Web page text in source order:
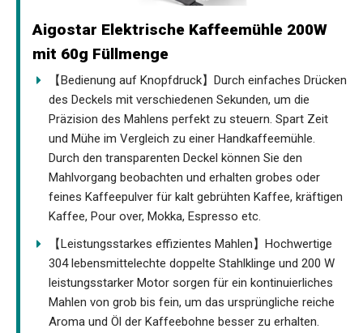
Aigostar Elektrische Kaffeemühle 200W
mit 60g Füllmenge
【Bedienung auf Knopfdruck】Durch einfaches Drücken
des Deckels mit verschiedenen Sekunden, um die
Präzision des Mahlens perfekt zu steuern. Spart Zeit
und Mühe im Vergleich zu einer Handkaffeemühle.
Durch den transparenten Deckel können Sie den
Mahlvorgang beobachten und erhalten grobes oder
feines Kaffeepulver für kalt gebrühten Kaffee, kräftigen
Kaffee, Pour over, Mokka, Espresso etc.
【Leistungsstarkes effizientes Mahlen】Hochwertige
304 lebensmittelechte doppelte Stahlklinge und 200 W
leistungsstarker Motor sorgen für ein kontinuierliches
Mahlen von grob bis fein, um das ursprüngliche reiche
Aroma und Öl der Kaffeebohne besser zu erhalten.